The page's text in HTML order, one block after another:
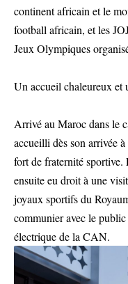
continent africain et le
football africain, et les
Jeux Olympiques
Un accueil chaleureux et
Arrivé au Maroc dans le
accueilli dès son arrivée
fort de fraternité sportive.
ensuite eu droit à une
joyaux sportifs du
communier avec le
électrique de la CAN.